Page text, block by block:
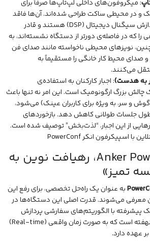
: میکروفون‌های داخلی لپ‌تاپ‌ها صرفاً برای
و در محیطی ساکت طراحی شده‌اند. آن‌ها فاقد
الگوریتم‌های پیچیده پردازش سیگنال دیجیتال (DSP) هستند و قادر
را که در فاصله‌ی دورتر از دستگاه نشسته‌اند، به
نویزهای محیطی ناخواسته مانند صدای فن
صدای محیط کار خانگی را مستقیماً به
می‌کنند.
به هدست): اجبار کارکنان به استفاده‌ی
بزرگ ارگونومیک است. این امر نه تنها باعث
و سر، به ویژه برای کاربران عینک) می‌شود،
طول جلسات طولانی کاهش دهد. بازخوردهای
از این اجبار، “لذت‌بخش” توصیف شده است.
معرفی Anker PowerConf، رهیافت نوین به
تمیز»
به عنوان یک راه‌حل تخصصی، برای رفع این
معرفی می‌شوند. قدرت اصلی این دستگاه‌ها در
پیشرفته با الگوریتم‌های سفارشی پردازش
سیگنال دیجیتال (DSP) نهفته است که به صورت زمان واقعی (Real-time)
عهده دارد.